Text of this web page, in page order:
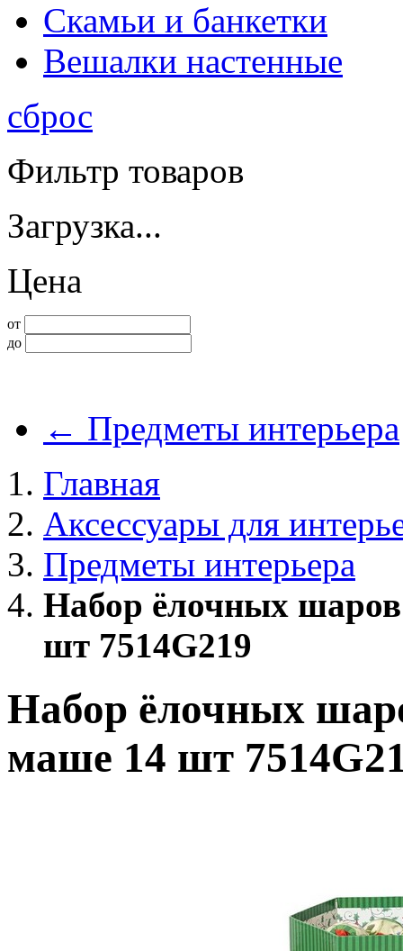
Скамьи и банкетки
Вешалки настенные
сброс
Фильтр товаров
Загрузка...
Цена
от
до
← Предметы интерьера
Главная
Аксессуары для
Предметы интерьера
Набор ёлочных
шт 7514G219
Набор ёлочных
маше 14 шт